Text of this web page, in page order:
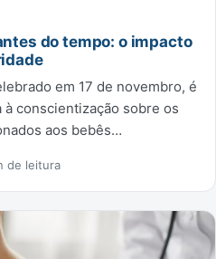
do tempo: o impacto
em 17 de novembro, é
à conscientização sobre os
aos bebês…
de leitura